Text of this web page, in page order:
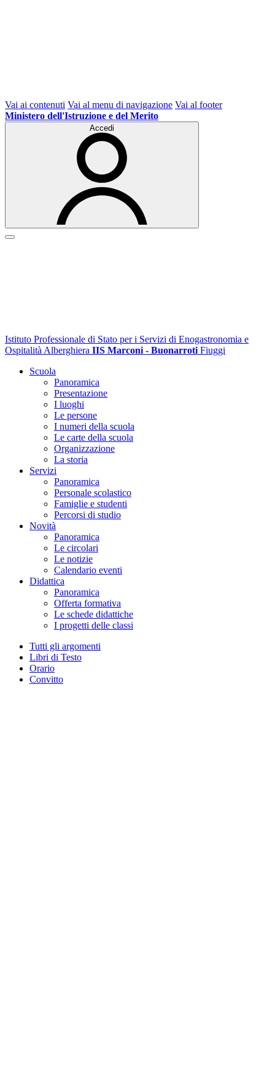
Vai ai contenuti Vai al menu di navigazione Vai al footer
Ministero dell'Istruzione e del Merito
Accedi
Istituto Professionale di Stato per i Servizi di Enogastronomia e
Ospitalità Alberghiera IIS Marconi - Buonarroti Fiuggi
Scuola
Panoramica
Presentazione
I luoghi
Le persone
I numeri della scuola
Le carte della scuola
Organizzazione
La storia
Servizi
Panoramica
Personale scolastico
Famiglie e studenti
Percorsi di studio
Novità
Panoramica
Le circolari
Le notizie
Calendario eventi
Didattica
Panoramica
Offerta formativa
Le schede didattiche
I progetti delle classi
Tutti gli argomenti
Libri di Testo
Orario
Convitto